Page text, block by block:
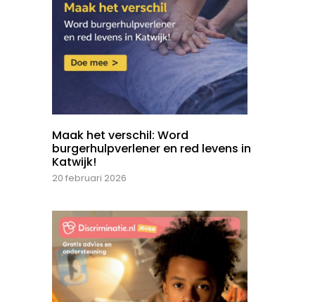
Maak het verschil: Word
burgerhulpverlener en red levens in
Katwijk!
20 februari 2026